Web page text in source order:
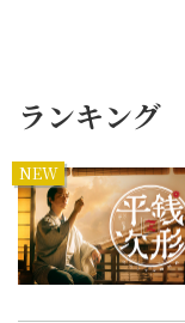
ランキング
NEW